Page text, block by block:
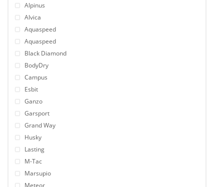
Alpinus
Alvica
Aquaspeed
Aquaspeed
Black Diamond
BodyDry
Campus
Esbit
Ganzo
Garsport
Grand Way
Husky
Lasting
M-Tac
Marsupio
Meteor